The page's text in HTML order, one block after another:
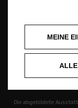
Die abgebildete
MEINE
ALLE